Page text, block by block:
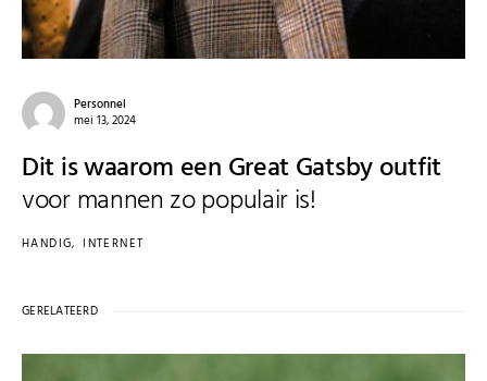
Personnel
mei 13, 2024
Dit is waarom een Great Gatsby outfit
voor mannen zo populair is!
HANDIG INTERNET
GERELATEERD